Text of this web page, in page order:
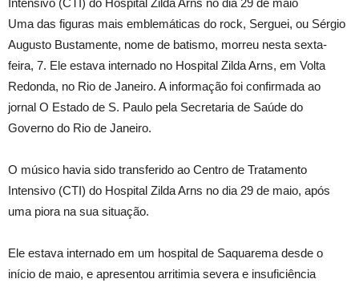
Uma das figuras mais emblemáticas do rock, Serguei, ou Sérgio
Augusto Bustamente, nome de batismo, morreu nesta sexta-
feira, 7. Ele estava internado no Hospital Zilda Arns, em Volta
Redonda, no Rio de Janeiro. A informação foi confirmada ao
jornal O Estado de S. Paulo pela Secretaria de Saúde do
Governo do Rio de Janeiro.
O músico havia sido transferido ao Centro de Tratamento
Intensivo (CTI) do Hospital Zilda Arns no dia 29 de maio, após
uma piora na sua situação.
Ele estava internado em um hospital de Saquarema desde o
início de maio, e apresentou arritimia severa e insuficiência